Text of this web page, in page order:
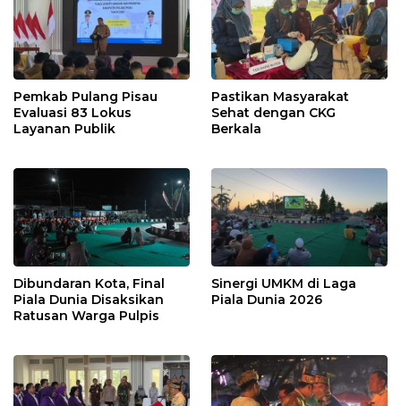
Pemkab Pulang Pisau
Evaluasi 83 Lokus
Layanan Publik
Pastikan Masyarakat
Sehat dengan CKG
Berkala
Dibundaran Kota, Final
Piala Dunia Disaksikan
Ratusan Warga Pulpis
Sinergi UMKM di Laga
Piala Dunia 2026